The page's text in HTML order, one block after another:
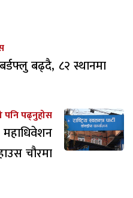
बढ्दै, ८२ स्थानमा
पनि पढ्नुहोस
चौरमा